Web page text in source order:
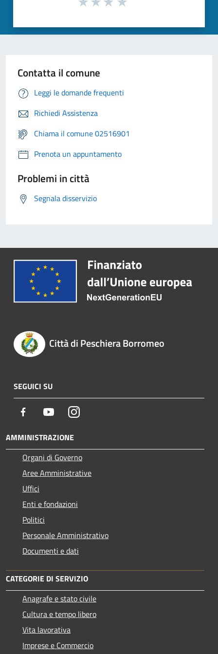
Contatta il comune
Leggi le domande frequenti
Richiedi Assistenza
Chiama il comune 02516901
Prenota un appuntamento
Problemi in città
Segnala disservizio
Città di Peschiera Borromeo
SEGUICI SU
Facebook YoutubeInstagram
AMMINISTRAZIONE
Organi di Governo
Aree Amministrative
Uffici
Enti e fondazioni
Politici
Personale Amministrativo
Documenti e dati
CATEGORIE DI SERVIZIO
Anagrafe e stato civile
Cultura e tempo libero
Vita lavorativa
Imprese e Commercio